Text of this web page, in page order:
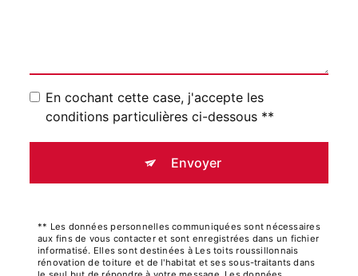
En cochant cette case, j'accepte les
conditions particulières ci-dessous **
Envoyer
** Les données personnelles communiquées sont nécessaires
aux fins de vous contacter et sont enregistrées dans un fichier
informatisé. Elles sont destinées à Les toits roussillonnais
rénovation de toiture et de l'habitat et ses sous-traitants dans